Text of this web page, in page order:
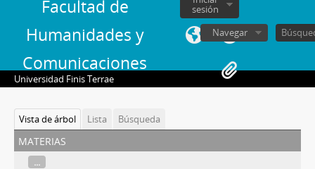
Facultad de
Humanidades y
Comunicaciones
sesión
Navegar
Universidad Finis Terrae
Vista de árbol Lista Búsqueda
materias
...